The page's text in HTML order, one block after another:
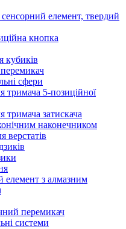
елемент, твердий
кнопка
кубиків
сфери
тримача 5-позиційної
тримача затискача
наконечником
верстатів
елемент з алмазним
перемикач
системи